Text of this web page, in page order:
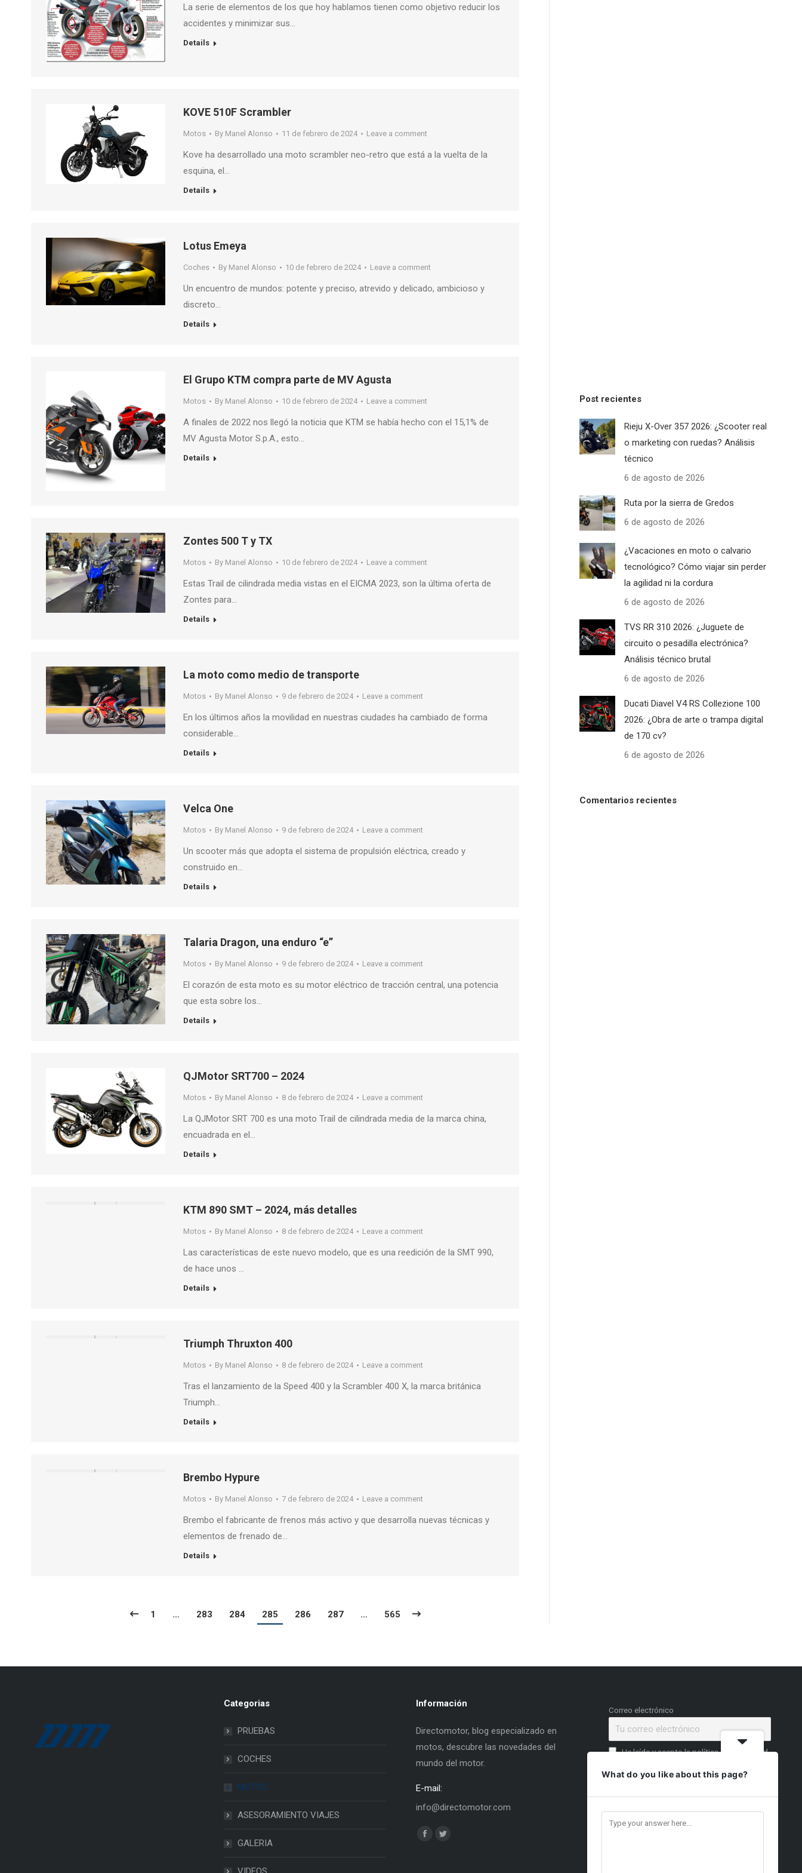
La serie de elementos de los que hoy hablamos tienen como objetivo reducir los
accidentes y minimizar sus…
Details
KOVE 510F Scrambler
Motos By Manel Alonso 11 de febrero de 2024 Leave a comment
Kove ha desarrollado una moto scrambler neo-retro que está a la vuelta de la
esquina, el…
Details
Lotus Emeya
Coches By Manel Alonso 10 de febrero de 2024 Leave a comment
Un encuentro de mundos: potente y preciso, atrevido y delicado, ambicioso y
discreto…
Details
El Grupo KTM compra parte de MV Agusta
Motos By Manel Alonso 10 de febrero de 2024 Leave a comment
A finales de 2022 nos llegó la noticia que KTM se había hecho con el 15,1% de
MV Agusta Motor S.p.A., esto…
Details
Zontes 500 T y TX
Motos By Manel Alonso 10 de febrero de 2024 Leave a comment
Estas Trail de cilindrada media vistas en el EICMA 2023, son la última oferta de
Zontes para…
Details
La moto como medio de transporte
Motos By Manel Alonso 9 de febrero de 2024 Leave a comment
En los últimos años la movilidad en nuestras ciudades ha cambiado de forma
considerable…
Details
Velca One
Motos By Manel Alonso 9 de febrero de 2024 Leave a comment
Un scooter más que adopta el sistema de propulsión eléctrica, creado y
construido en…
Details
Talaria Dragon, una enduro “e”
Motos By Manel Alonso 9 de febrero de 2024 Leave a comment
El corazón de esta moto es su motor eléctrico de tracción central, una potencia
que esta sobre los…
Details
QJMotor SRT700 – 2024
Motos By Manel Alonso 8 de febrero de 2024 Leave a comment
La QJMotor SRT 700 es una moto Trail de cilindrada media de la marca china,
encuadrada en el…
Details
KTM 890 SMT – 2024, más detalles
Motos By Manel Alonso 8 de febrero de 2024 Leave a comment
Las características de este nuevo modelo, que es una reedición de la SMT 990,
de hace unos …
Details
Triumph Thruxton 400
Motos By Manel Alonso 8 de febrero de 2024 Leave a comment
Tras el lanzamiento de la Speed 400 y la Scrambler 400 X, la marca británica
Triumph…
Details
Brembo Hypure
Motos By Manel Alonso 7 de febrero de 2024 Leave a comment
Brembo el fabricante de frenos más activo y que desarrolla nuevas técnicas y
elementos de frenado de…
Details
1 … 283 284 285 286 287 … 565
Post recientes
Rieju X-Over 357 2026: ¿Scooter real
o marketing con ruedas? Análisis
técnico
6 de agosto de 2026
Ruta por la sierra de Gredos
6 de agosto de 2026
¿Vacaciones en moto o calvario
tecnológico? Cómo viajar sin perder
la agilidad ni la cordura
6 de agosto de 2026
TVS RR 310 2026: ¿Juguete de
circuito o pesadilla electrónica?
Análisis técnico brutal
6 de agosto de 2026
Ducati Diavel V4 RS Collezione 100
2026: ¿Obra de arte o trampa digital
de 170 cv?
6 de agosto de 2026
Comentarios recientes
Categorias
PRUEBAS
COCHES
MOTOS
ASESORAMIENTO VIAJES
GALERIA
Información
Directomotor, blog especializado en
motos, descubre las novedades del
mundo del motor.
E-mail:
info@directomotor.com
Find us on:
Facebook
Twitter
Correo electrónico
He leído y acepto la política de privacidad
What do you like about this page?